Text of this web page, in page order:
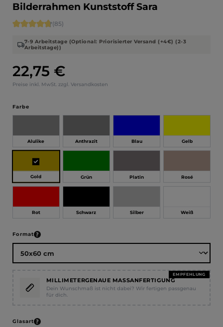
Bilderrahmen Kunststoff Sara
Regulärer Preis:
22,75 €
Preise inkl. MwSt. zzgl. Versandkosten
Durchschnittliche Bewertung von 4.71 von 5 Sternen
(85)
7-9 Arbeitstage (Optional: Priorisierter Versand (+4€) (2-3
Arbeitstage))
Farbeauswählen
Alulike Anthrazit Blau Gelb
Gold Grün Platin Rosé
Rot Schwarz Silber Weiß
Formatauswählen
EMPFEHLUNG
MILLIMETERGENAUE MASSANFERTIGUNG
Dein Wunschmaß ist nicht dabei? Wir fertigen passgenau
für dich.
Glasartauswählen